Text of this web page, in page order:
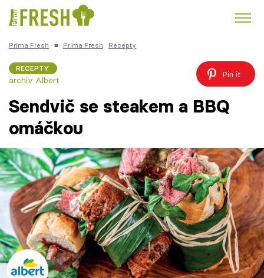
Česká kuchyně
Témata
Recepty
Články
TV Program
Škola vaření
Prima Fresh ■ Prima Fresh Recepty
RECEPTY
archiv Albert
Pin it
Sendvič se steakem a BBQ
omáčkou